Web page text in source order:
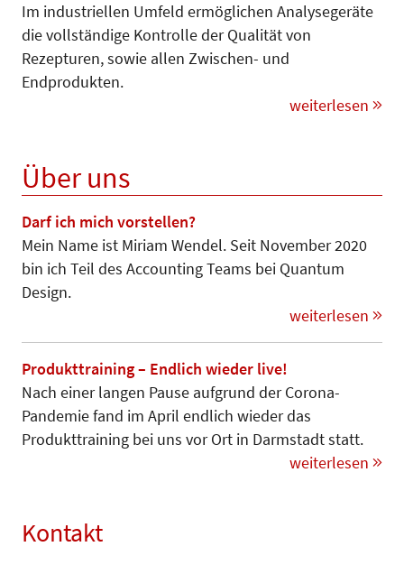
Im industriellen Umfeld ermöglichen Analysegeräte
die vollständige Kontrolle der Qualität von
Rezepturen, sowie allen Zwischen- und
Endprodukten.
weiterlesen
Über uns
Darf ich mich vorstellen?
Mein Name ist Miriam Wendel. Seit November 2020
bin ich Teil des Accounting Teams bei Quantum
Design.
weiterlesen
Produkttraining – Endlich wieder live!
Nach einer langen Pause aufgrund der Corona-
Pandemie fand im April endlich wieder das
Produkttraining bei uns vor Ort in Darmstadt statt.
weiterlesen
Kontakt